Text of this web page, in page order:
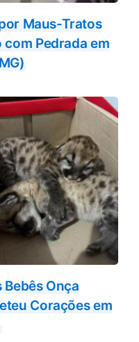
Maus-Tratos
Pedrada em
Bebês Onça
Corações em